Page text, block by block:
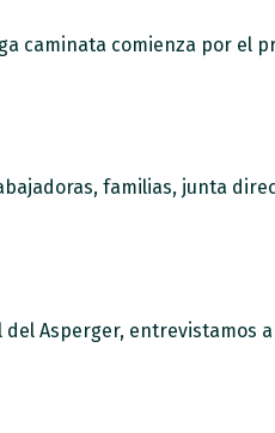
caminata comienza por el
familias, junta